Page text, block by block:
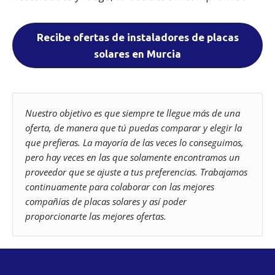
Recibe ofertas de instaladores de placas
solares en Murcia
Nuestro objetivo es que siempre te llegue más de una
oferta, de manera que tú puedas comparar y elegir la
que prefieras. La mayoría de las veces lo conseguimos,
pero hay veces en las que solamente encontramos un
proveedor que se ajuste a tus preferencias. Trabajamos
continuamente para colaborar con las mejores
compañías de placas solares y así poder
proporcionarte las mejores ofertas.